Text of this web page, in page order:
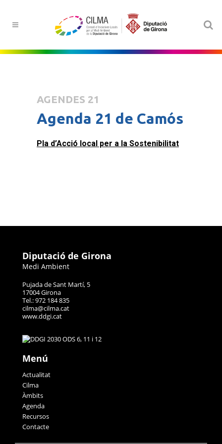
AGENDES 21
Agenda 21 de Camós
Pla d’Acció local per a la Sostenibilitat
Diputació de Girona
Medi Ambient
Pujada de Sant Martí, 5
17004 Girona
Tel.: 972 184 835
cilma@cilma.cat
www.ddgi.cat
Menú
Actualitat
Cilma
Àmbits
Agenda
Recursos
Contacte